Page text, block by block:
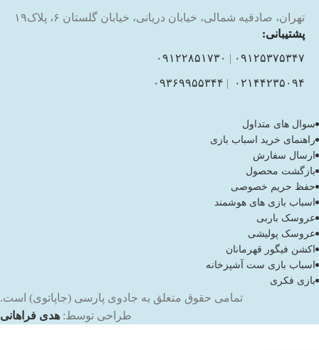
تهران، صادقیه شمالی، خیابان دریانی، خیابان گلستان ۶، پلاک۱۹
پشتیبانی:
۰۹۱۲۵۳۷۵۳۴۷ | ۰۹۱۲۲۸۵۱۷۳۰
۰۲۱۴۴۲۳۵۰۹۴ | ۰۹۳۶۹۹۵۵۳۴۴
سوال های متداول
راهنمای خرید اسباب بازی
ارسال سفارش
بازگشت محصول
حفظ حریم خصوصی
اسباب بازی های هوشمند
عروسک باربی
عروسک پولیشی
اکشن فیگور قهرمانان
اسباب بازی ست آشپزخانه
بازی فکری
تمامی حقوق متعلق به جادوی پارسی (جاپاتوی) است.
طراحی توسط: هدی فراهانی